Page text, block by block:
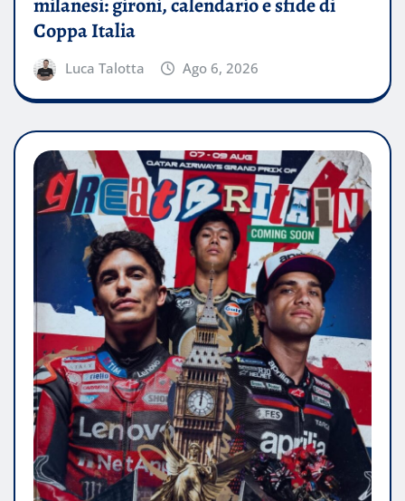
Coppa Italia
Luca Talotta Ago 6, 2026